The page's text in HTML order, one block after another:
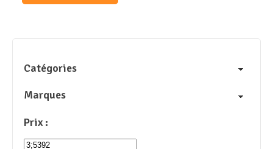
Catégories
Marques
Prix :